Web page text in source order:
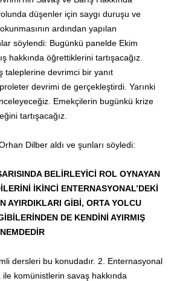
düşenler için saygı duruşu ve
ardından yapılan
söylendi: Bugünkü panelde Ekim
hakkında öğrettiklerini tartışacağız.
taleplerine devrimci bir yanıt
devrimi de gerçekleştirdi. Yarınki
Emekçilerin bugünkü krize
tartışacağız.
Dilber aldı ve şunları söyledi:
BELİRLEYİCİ ROL OYNAYAN
İKİNCİ ENTERNASYONAL’DEKİ
AYIRDIKLARI GİBİ, ORTA YOLCU
DE KENDİNİ AYIRMIŞ
dersleri bu konudadır. 2. Enternasyonal
komünistlerin savaş hakkında